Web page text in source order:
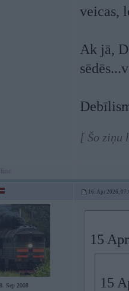
veicas,
Ak jā,
[ Šo ziņu
16. Apr 2026,
Sep 2008
15
15